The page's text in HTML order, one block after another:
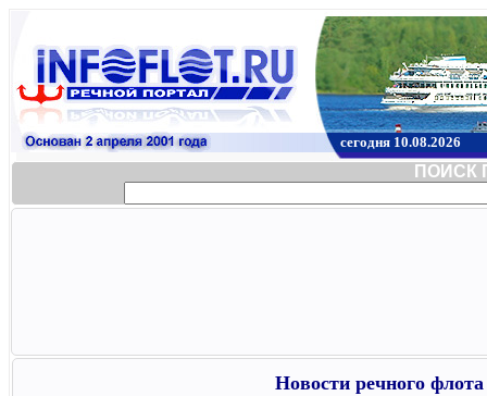
сегодня 10.08.2026
ПОИСК
Новости речного